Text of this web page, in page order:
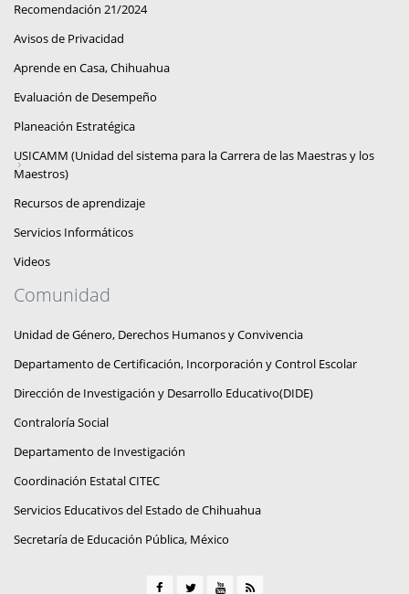
Recomendación 21/2024
Avisos de Privacidad
Aprende en Casa, Chihuahua
Evaluación de Desempeño
Planeación Estratégica
USICAMM (Unidad del sistema para la Carrera de las Maestras y los
Maestros)
Recursos de aprendizaje
Servicios Informáticos
Videos
Comunidad
Unidad de Género, Derechos Humanos y Convivencia
Departamento de Certificación, Incorporación y Control Escolar
Dirección de Investigación y Desarrollo Educativo(DIDE)
Contraloría Social
Departamento de Investigación
Coordinación Estatal CITEC
Servicios Educativos del Estado de Chihuahua
Secretaría de Educación Pública, México